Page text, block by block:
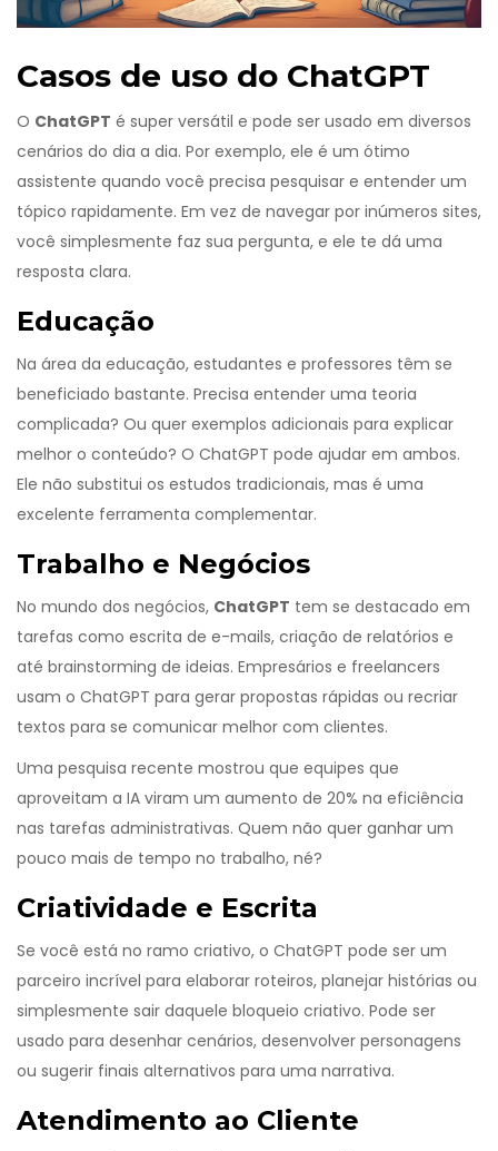
Casos de uso do ChatGPT
O ChatGPT é super versátil e pode ser usado em diversos
cenários do dia a dia. Por exemplo, ele é um ótimo
assistente quando você precisa pesquisar e entender um
tópico rapidamente. Em vez de navegar por inúmeros sites,
você simplesmente faz sua pergunta, e ele te dá uma
resposta clara.
Educação
Na área da educação, estudantes e professores têm se
beneficiado bastante. Precisa entender uma teoria
complicada? Ou quer exemplos adicionais para explicar
melhor o conteúdo? O ChatGPT pode ajudar em ambos.
Ele não substitui os estudos tradicionais, mas é uma
excelente ferramenta complementar.
Trabalho e Negócios
No mundo dos negócios, ChatGPT tem se destacado em
tarefas como escrita de e-mails, criação de relatórios e
até brainstorming de ideias. Empresários e freelancers
usam o ChatGPT para gerar propostas rápidas ou recriar
textos para se comunicar melhor com clientes.
Uma pesquisa recente mostrou que equipes que
aproveitam a IA viram um aumento de 20% na eficiência
nas tarefas administrativas. Quem não quer ganhar um
pouco mais de tempo no trabalho, né?
Criatividade e Escrita
Se você está no ramo criativo, o ChatGPT pode ser um
parceiro incrível para elaborar roteiros, planejar histórias ou
simplesmente sair daquele bloqueio criativo. Pode ser
usado para desenhar cenários, desenvolver personagens
ou sugerir finais alternativos para uma narrativa.
Atendimento ao Cliente